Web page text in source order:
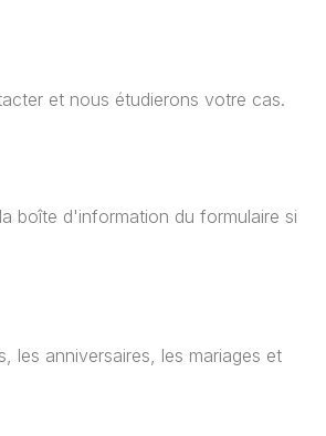
et nous étudierons votre cas.
boîte d'information du formulaire si
les anniversaires, les mariages et